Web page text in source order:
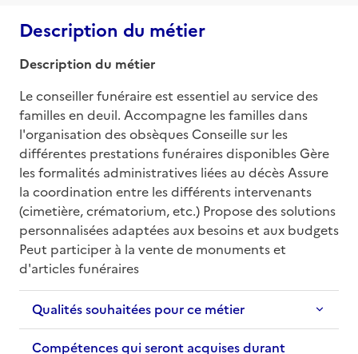
Description du métier
Description du métier
Le conseiller funéraire est essentiel au service des
familles en deuil. Accompagne les familles dans
l'organisation des obsèques Conseille sur les
différentes prestations funéraires disponibles Gère
les formalités administratives liées au décès Assure
la coordination entre les différents intervenants
(cimetière, crématorium, etc.) Propose des solutions
personnalisées adaptées aux besoins et aux budgets
Peut participer à la vente de monuments et
d'articles funéraires
Qualités souhaitées pour ce métier
Compétences qui seront acquises durant